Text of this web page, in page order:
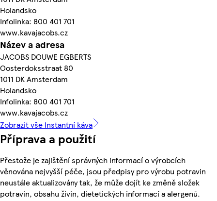
Holandsko
Infolinka: 800 401 701
www.kavajacobs.cz
Název a adresa
JACOBS DOUWE EGBERTS
Oosterdoksstraat 80
1011 DK Amsterdam
Holandsko
Infolinka: 800 401 701
www.kavajacobs.cz
Zobrazit vše Instantní káva
Příprava a použití
Přestože je zajištění správných informací o výrobcích
věnována nejvyšší péče, jsou předpisy pro výrobu potravin
neustále aktualizovány tak, že může dojít ke změně složek
potravin, obsahu živin, dietetických informací a alergenů.